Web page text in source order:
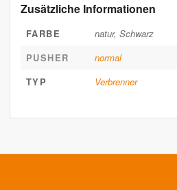
Zusätzliche Informationen
FARBE
natur, Schwarz
PUSHER
normal
TYP
Verbrenner